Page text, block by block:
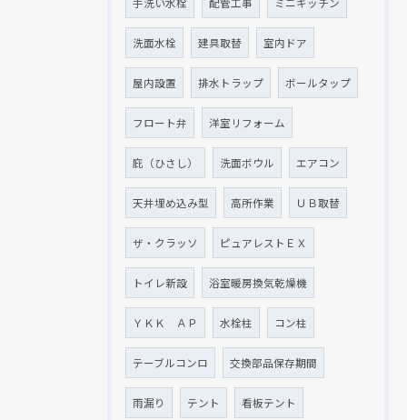
手洗い水栓 配管工事 ミニキッチン
洗面水栓 建具取替 室内ドア
屋内設置 排水トラップ ボールタップ
フロート弁 洋室リフォーム
庇（ひさし） 洗面ボウル エアコン
天井埋め込み型 高所作業 ＵＢ取替
ザ・クラッソ ピュアレストＥＸ
トイレ新設 浴室暖房換気乾燥機
ＹＫＫ ＡＰ 水栓柱 コン柱
テーブルコンロ 交換部品保存期間
雨漏り テント 看板テント